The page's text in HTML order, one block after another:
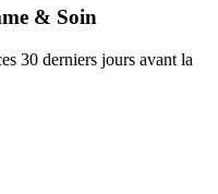
& Soin
30 derniers jours avant la